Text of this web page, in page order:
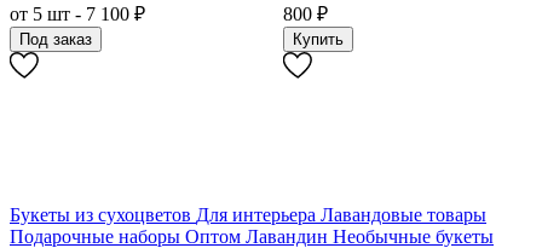
от 5 шт - 7 100 ₽
Под заказ
800 ₽
Купить
Букеты из сухоцветов Для интерьера Лавандовые товары
Подарочные наборы Оптом Лавандин Необычные букеты